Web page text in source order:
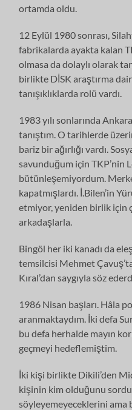
ortamda oldu.
12 Eylül 1980 sonrası,
fabrikalarda ayakta kalan
olmasa da dolaylı olarak
birlikte DİSK araştırma
tanışıklıklarda rolü vardı.
1983 yılı sonlarında
tanıştım. O tarihlerde
bariz bir ağırlığı vardı.
savunduğum için TKP’nin
bütünleşemiyordum.
kapatmışlardı. İ.Bilen’in
etmiyor, yeniden birlik için
arkadaşlarla.
Bingöl her iki kanadı da
temsilcisi Mehmet
Kıral’dan
1986 Nisan başları. Hâla
aranmaktaydım. İki defa
bu defa herhalde mayın
geçmeyi hedeflemiştim.
İki kişi birlikte Dikili’den
kişinin kim olduğunu
söyleyemeyeceklerini ama